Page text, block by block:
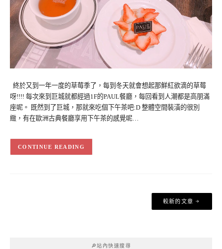
終於又到一年一度的草莓季了，每到冬天就會想起那鮮紅欲滴的草莓
呀!!!! 每次來到巨城就都經過1F的PAUL餐廳，每回看到人潮都是高朋滿
座呢。 既然到了巨城，那就來吃個下午茶吧:D 整體空間裝潢的很別
緻，有在歐洲古典餐廳享用下午茶的感覺呢…
CONTINUE READING
較新的文章
🔎站內快速搜尋